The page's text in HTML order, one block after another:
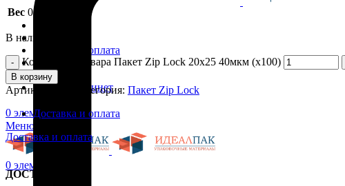
Доставка и оплата
Контакты
Личный кабинет
0 элемент / 0.00₽
Меню
0 элемент
Вес 0.003 кг
В наличии
Количество товара Пакет Zip Lock 20х25 40мкм (х100)
В корзину
Артикул: Категория: Пакет Zip Lock
Доставка и оплата
Доставка и оплата
ДОСТАВКА